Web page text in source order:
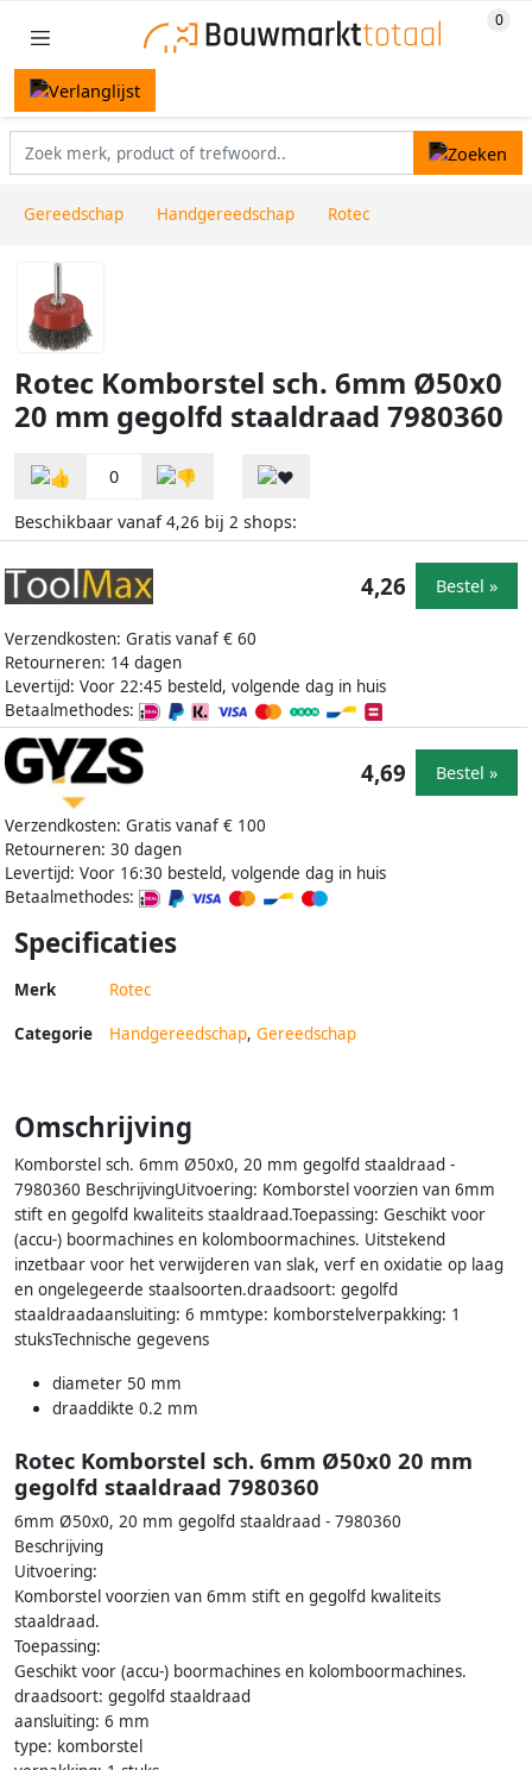
Gereedschap Handgereedschap Rotec
Rotec Komborstel sch. 6mm Ø50x0
20 mm gegolfd staaldraad 7980360
0
Beschikbaar vanaf4,26 bij 2 shops:
Verzendkosten: Gratis vanaf € 60
Retourneren: 14 dagen
Levertijd: Voor 22:45 besteld, volgende dag in huis
Betaalmethodes:
4,26 Bestel »
Verzendkosten: Gratis vanaf € 100
Retourneren: 30 dagen
Levertijd: Voor 16:30 besteld, volgende dag in huis
Betaalmethodes:
4,69 Bestel »
Specificaties
Merk Rotec
Categorie Handgereedschap, Gereedschap
Omschrijving
Komborstel sch. 6mm Ø50x0, 20 mm gegolfd staaldraad -
7980360 BeschrijvingUitvoering: Komborstel voorzien van 6mm
stift en gegolfd kwaliteits staaldraad.Toepassing: Geschikt voor
(accu-) boormachines en kolomboormachines. Uitstekend
inzetbaar voor het verwijderen van slak, verf en oxidatie op laag
en ongelegeerde staalsoorten.draadsoort: gegolfd
staaldraadaansluiting: 6 mmtype: komborstelverpakking: 1
stuksTechnische gegevens
diameter 50 mm
draaddikte 0.2 mm
Rotec Komborstel sch. 6mm Ø50x0 20 mm
gegolfd staaldraad 7980360
6mm Ø50x0, 20 mm gegolfd staaldraad - 7980360
Beschrijving
Uitvoering:
Komborstel voorzien van 6mm stift en gegolfd kwaliteits
staaldraad.
Toepassing:
Geschikt voor (accu-) boormachines en kolomboormachines.
draadsoort: gegolfd staaldraad
aansluiting: 6 mm
type: komborstel